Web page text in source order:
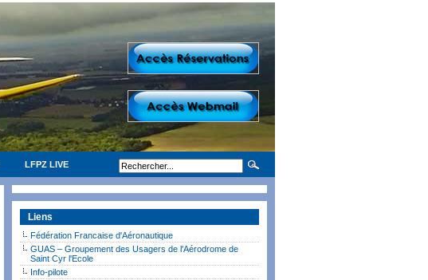
LFPZ LIVE
Liens
Fédération Francaise d'Aéronautique
GUAS – Groupement des Usagers de l'Aérodrome de
Saint Cyr l'Ecole
Info-pilote